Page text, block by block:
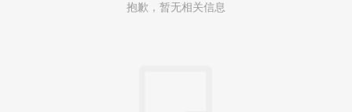
抱歉，暂无相关信息